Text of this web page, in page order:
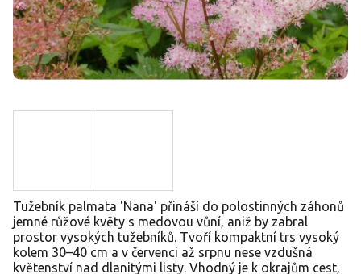
Tužebník palmata 'Nana' přináší do polostinných záhonů
jemné růžové květy s medovou vůní, aniž by zabral
prostor vysokých tužebníků. Tvoří kompaktní trs vysoký
kolem 30–40 cm a v červenci až srpnu nese vzdušná
květenství nad dlanitými listy. Vhodný je k okrajům cest,